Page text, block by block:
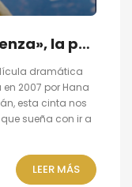
«Buda explotó por vergüenza», la película que dirigió Hana Makhmalbaf con tan solo 18 años
dramática
2007 por Hana
esta cinta nos
sueña con ir a
LEER MÁS